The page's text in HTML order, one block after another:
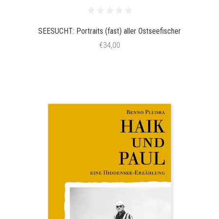
SEESUCHT: Portraits (fast) aller Ostseefischer
€34,00